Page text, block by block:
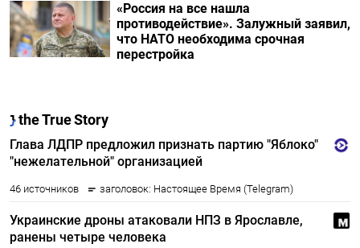
«Россия на все нашла
противодействие». Залужный заявил,
что НАТО необходима срочная
перестройка